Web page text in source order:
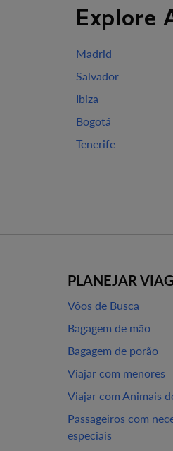
Explore
Madrid
Salvador
Ibiza
Bogotá
Tenerife
PLANEJAR
Vôos de Busca
Bagagem de mão
Bagagem de porão
Viajar com menores
Viajar com Animais
Passageiros com
especiais